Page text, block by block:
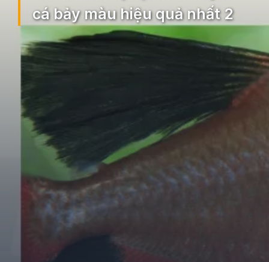
cá bảy màu hiệu quả nhất 2